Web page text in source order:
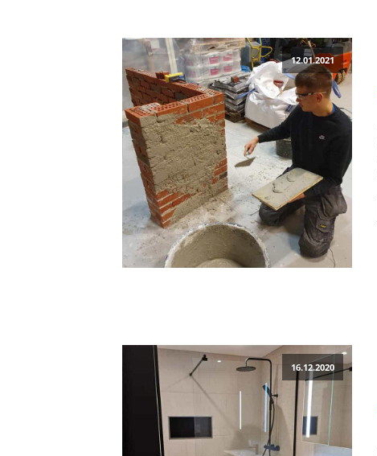
12.01.2021
16.12.2020